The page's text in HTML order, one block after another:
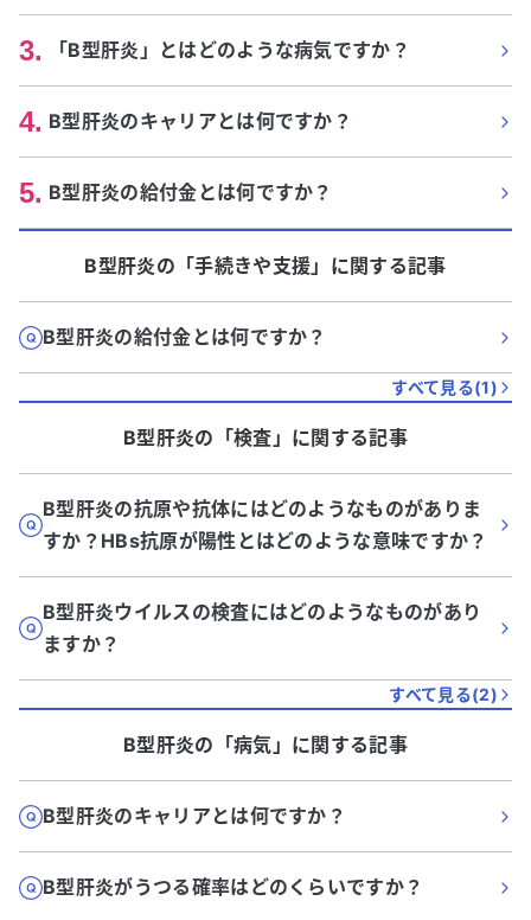
3. 「B型肝炎」とはどのような病気ですか？
4. B型肝炎のキャリアとは何ですか？
5. B型肝炎の給付金とは何ですか？
B型肝炎の「手続きや支援」に関する記事
B型肝炎の給付金とは何ですか？
すべて見る(1)
B型肝炎の「検査 」に関する記事
B型肝炎の抗原や抗体にはどのようなものがありま
すか？HBs抗原が陽性とはどのような意味ですか？
B型肝炎ウイルスの検査にはどのようなものがあり
ますか？
すべて見る(2)
B型肝炎の「病気 」に関する記事
B型肝炎のキャリアとは何ですか？
B型肝炎がうつる確率はどのくらいですか？